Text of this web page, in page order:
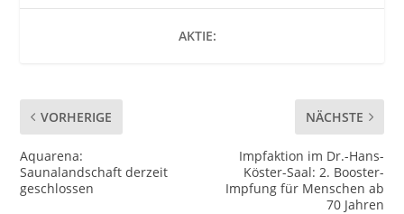
AKTIE:
VORHERIGE
Aquarena:
Saunalandschaft derzeit
geschlossen
NÄCHSTE
Impfaktion im Dr.-Hans-
Köster-Saal: 2. Booster-
Impfung für Menschen ab
70 Jahren